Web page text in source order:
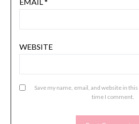
EMAIL*
WEBSITE
Save my name, email, and website in
time I comment.